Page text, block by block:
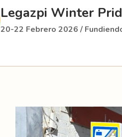
Legazpi Winter
20-22 Febrero 2026 /